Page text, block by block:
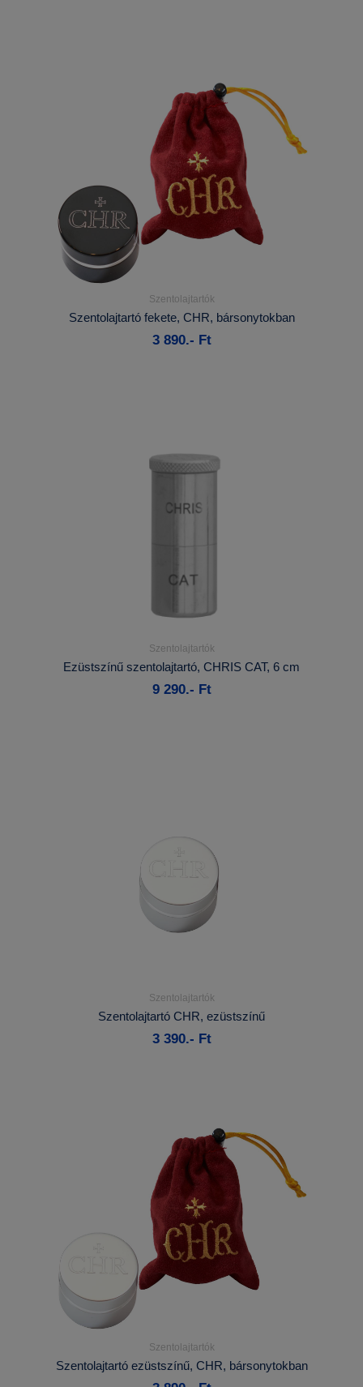
Részletek...
Kosárba
Szentolajtartók
Szentolajtartó fekete, CHR, bársonytokban
3 890.- Ft
Részletek...
Kosárba
Szentolajtartók
Ezüstszínű szentolajtartó, CHRIS CAT, 6 cm
9 290.- Ft
Részletek...
Kosárba
Szentolajtartók
Szentolajtartó CHR, ezüstszínű
3 390.- Ft
Részletek...
Szentolajtartók
Szentolajtartó ezüstszínű, CHR, bársonytokban